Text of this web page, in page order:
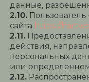
данные,
2.10.
сайта https://
2.11.
действия,
персональных
или
2.12.